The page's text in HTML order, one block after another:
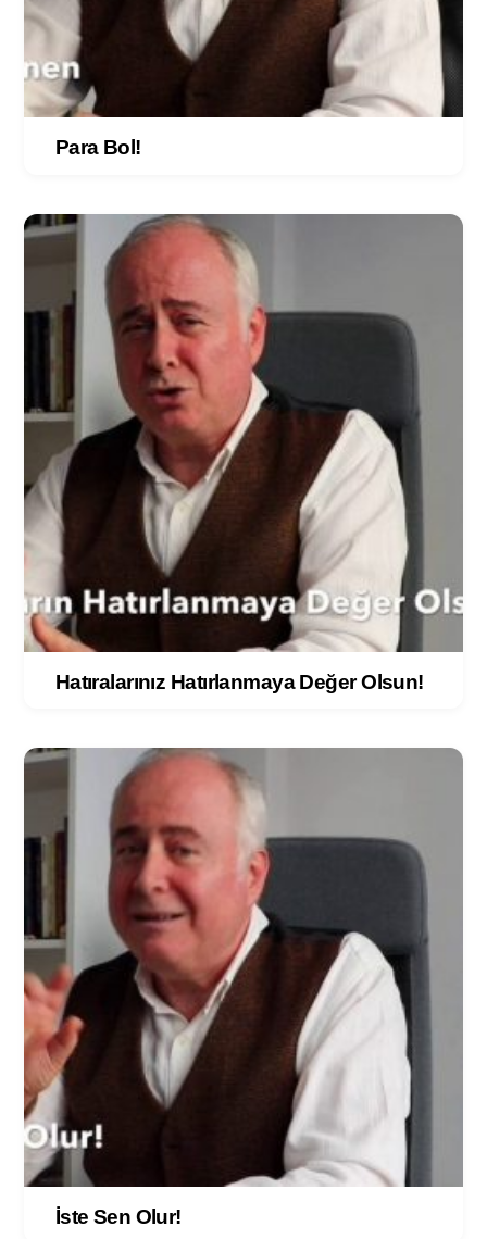
Para Bol!
Hatıralarınız Hatırlanmaya Değer Olsun!
İste Sen Olur!